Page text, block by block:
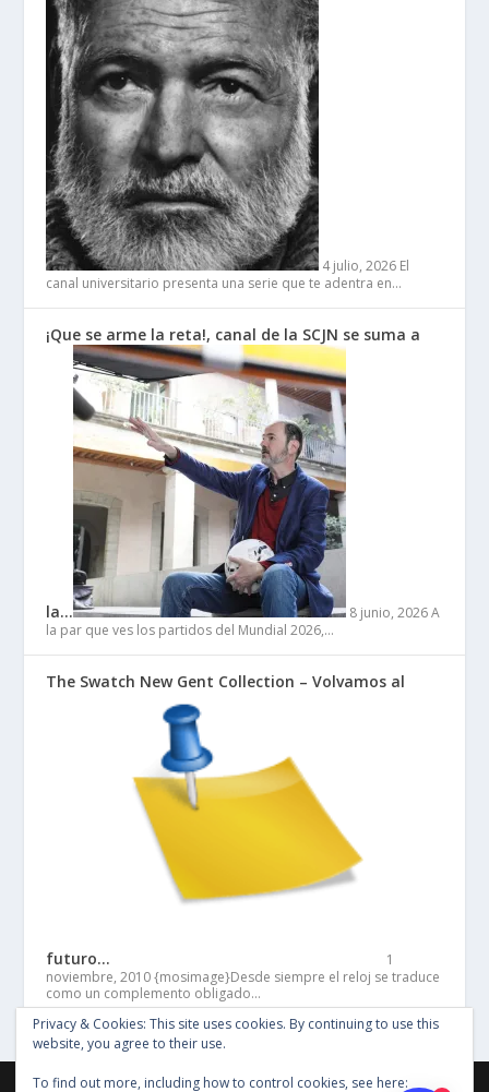
4 julio, 2026 El
canal universitario presenta una serie que te adentra en…
¡Que se arme la reta!, canal de la SCJN se suma a
la… 8 junio, 2026 A
la par que ves los partidos del Mundial 2026,…
The Swatch New Gent Collection – Volvamos al
futuro…
1
noviembre, 2010 {mosimage}Desde siempre el reloj se traduce
como un complemento obligado…
Privacy & Cookies: This site uses cookies. By continuing to use this
website, you agree to their use.
To find out more, including how to control cookies, see here: